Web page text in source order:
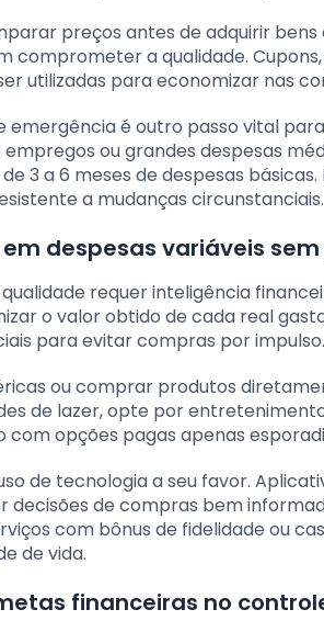
preços antes de adquirir
comprometer a qualidade.
utilizadas para economizar nas
emergência é outro passo vital
ou grandes despesas
3 a 6 meses de despesas
a mudanças circunstanciais.
despesas variáveis
requer inteligência
o valor obtido de cada real
para evitar compras por impulso.
ou comprar produtos
de lazer, opte por
com opções pagas apenas
de tecnologia a seu favor.
decisões de compras bem
com bônus de fidelidade ou
de vida.
financeiras no